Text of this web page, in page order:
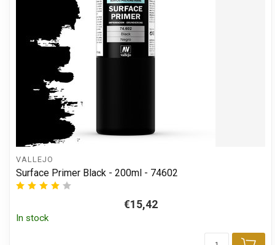
VALLEJO
Surface Primer Black - 200ml - 74602
€15,42
In stock